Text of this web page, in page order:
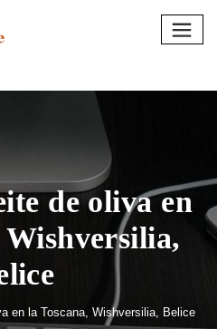
de oliva en
Wishversilia,
en la Toscana, Wishversilia, Belice